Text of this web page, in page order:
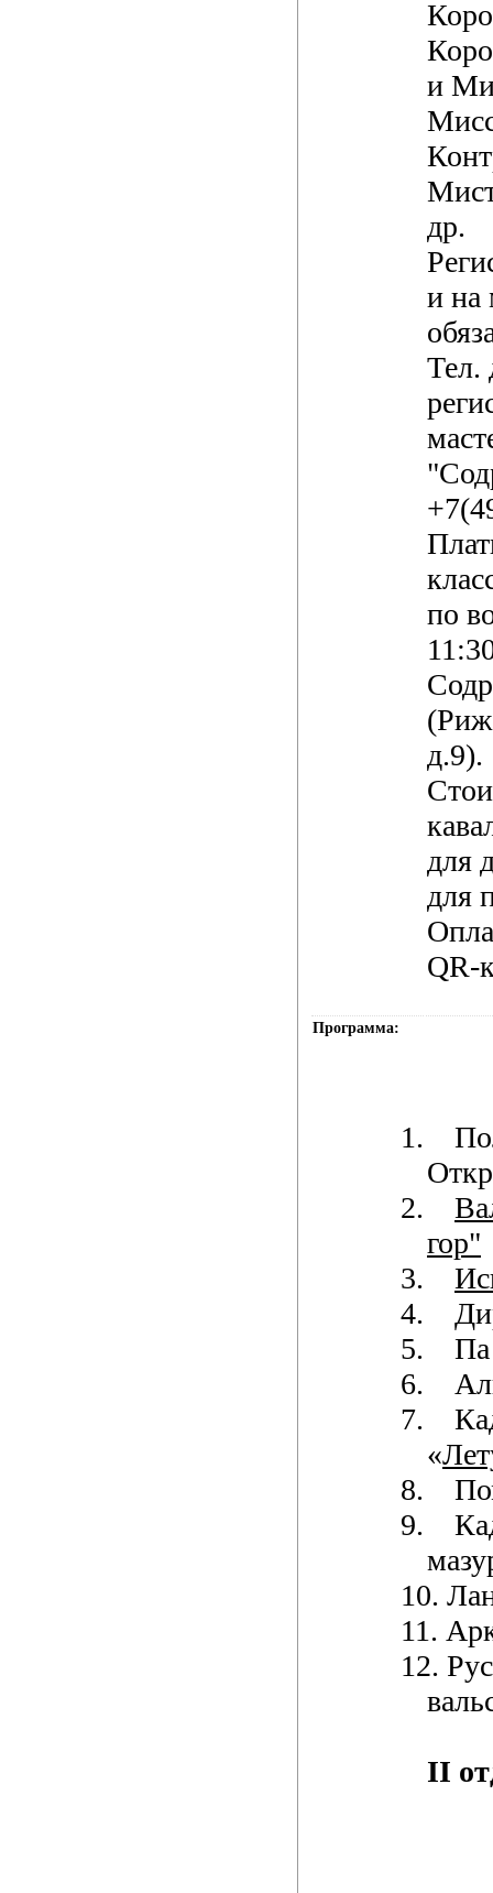
и
др.
и на
Тел.
по
д.9).
для
для
QR-
Программа:
1.
2.
гор"
3.
4.
5.
Па
6.
7.
«
8.
9.
10.
11.
12.
II